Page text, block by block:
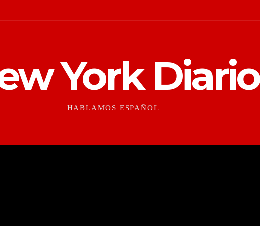
York Diario
HABLAMOS ESPAÑOL